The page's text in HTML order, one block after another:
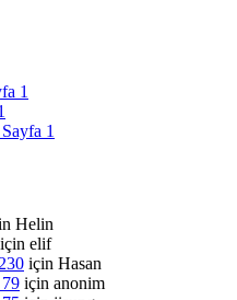
1
1
Helin
için elif
için Hasan
için anonim